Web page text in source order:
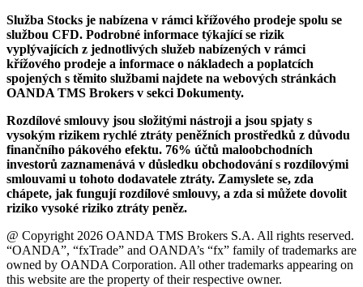
Služba Stocks je nabízena v rámci křížového prodeje spolu se
službou CFD. Podrobné informace týkající se rizik
vyplývajících z jednotlivých služeb nabízených v rámci
křížového prodeje a informace o nákladech a poplatcích
spojených s těmito službami najdete na webových stránkách
OANDA TMS Brokers v sekci Dokumenty.
Rozdílové smlouvy jsou složitými nástroji a jsou spjaty s
vysokým rizikem rychlé ztráty peněžních prostředků z důvodu
finančního pákového efektu. 76% účtů maloobchodních
investorů zaznamenává v důsledku obchodování s rozdílovými
smlouvami u tohoto dodavatele ztráty. Zamyslete se, zda
chápete, jak fungují rozdílové smlouvy, a zda si můžete dovolit
riziko vysoké riziko ztráty peněz.
@ Copyright 2026 OANDA TMS Brokers S.A. All rights reserved.
“OANDA”, “fxTrade” and OANDA’s “fx” family of trademarks are
owned by OANDA Corporation. All other trademarks appearing on
this website are the property of their respective owner.